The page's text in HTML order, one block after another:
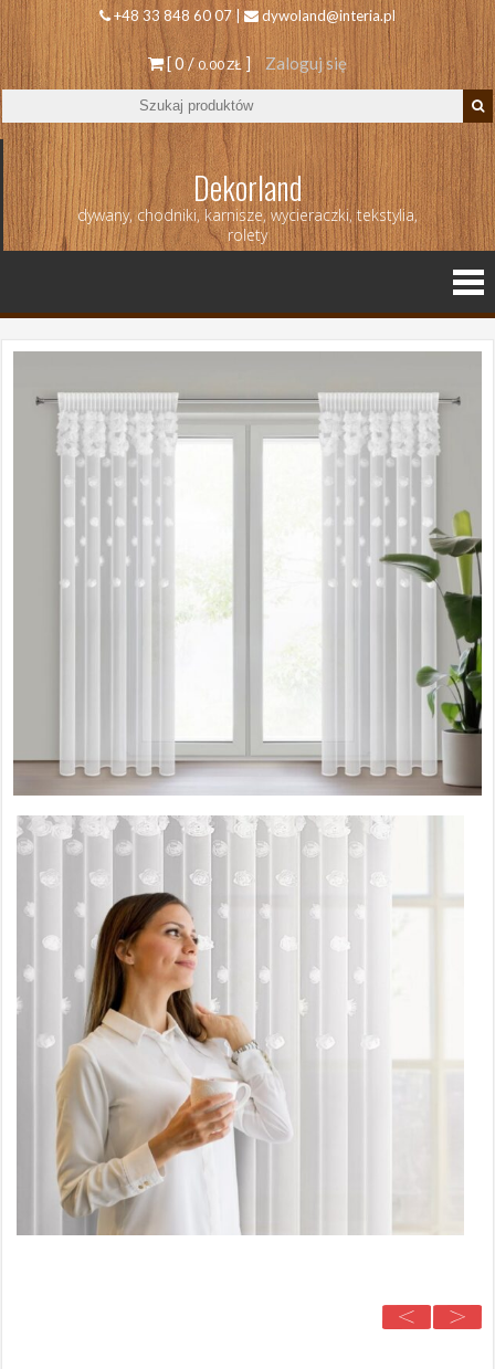
+48 33 848 60 07 | dywoland@interia.pl
[ 0 /0.00 ZŁ ] Zaloguj się
Dekorland
dywany, chodniki, karnisze, wycieraczki, tekstylia,
rolety